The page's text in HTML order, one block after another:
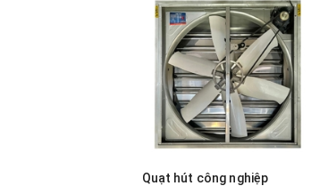
Quạt hút công nghiệp